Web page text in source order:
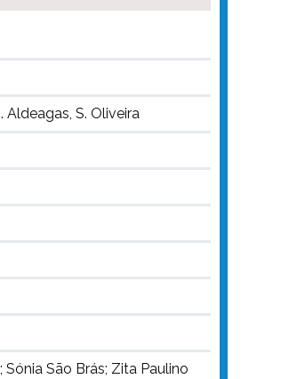
Aldeagas, S. Oliveira
São Brás; Zita Paulino